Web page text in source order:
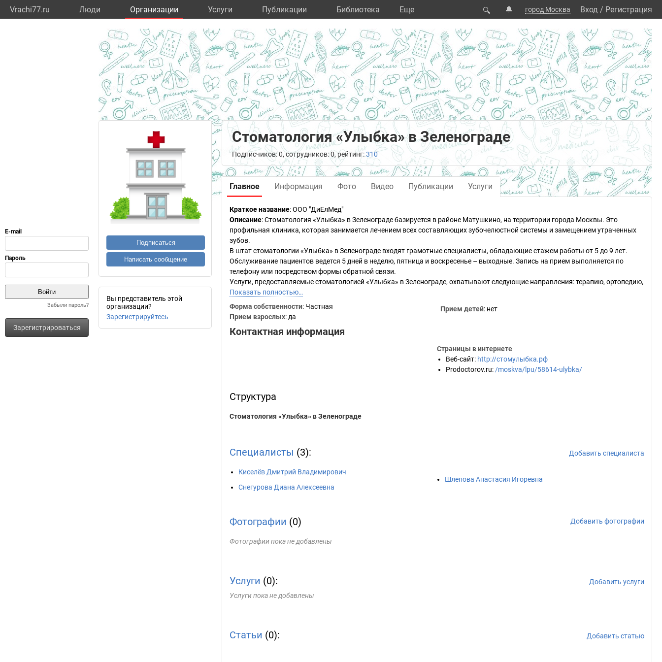
Vrachi77.ru Люди Организации Услуги Публикации Библиотека Eще 🔍 🔔 город Москва Вход / Регистрация
Забыли пароль?
Зарегистрироваться
Подписаться
Написать сообщение
Вы представитель этой
организации?
Зарегистрируйтесь
Стоматология «Улыбка» в Зеленограде
Подписчиков: 0, сотрудников: 0, рейтинг:310
Главное Информация Фото Видео Публикации Услуги
Краткое название:ООО "ДиЕлМед"
Описание: Стоматология «Улыбка» в Зеленограде базируется в районе Матушкино, на территории города Москвы. Это
профильная клиника, которая занимается лечением всех составляющих зубочелюстной системы и замещением утраченных
зубов.
В штат стоматологии «Улыбка» в Зеленограде входят грамотные специалисты, обладающие стажем работы от 5 до 9 лет.
Обслуживание пациентов ведется 5 дней в неделю, пятница и воскресенье – выходные. Запись на прием выполняется по
телефону или посредством формы обратной связи.
Услуги, предоставляемые стоматологией «Улыбка» в Зеленограде, охватывают следующие направления: терапию, ортопедию,
Показать полностью…
Форма собственности: Частная
Прием взрослых: да
Прием детей: нет
Контактная информация
Страницы в интернете
Веб-сайт: http://стомулыбка.рф
Prodoctorov.ru: /moskva/lpu/58614-ulybka/
Структура
Стоматология «Улыбка» в Зеленограде
Специалисты (3): Добавить специалиста
Киселёв Дмитрий Владимирович
Снегурова Диана Алексеевна
Шлепова Анастасия Игоревна
Фотографии (0) Добавить фотографии
Фотографии пока не добавлены
Услуги (0):
Добавить услуги
Услуги пока не добавлены
Статьи (0): Добавить статью